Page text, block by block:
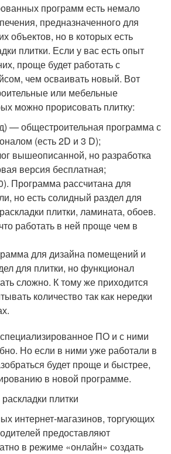
программ есть немало
предназначенного для
объектов, но в которых есть
плитки. Если у вас есть опыт
проще будет работать с
чем осваивать новый. Вот
или мебельные
можно прорисовать плитку:
— общестроительная программа с
(есть 2D и 3 D);
вышеописанной, но разработка
версия бесплатная;
Программа рассчитана для
но есть солидный раздел для
плитки, ламината, обоев.
работать в ней проще чем в
для дизайна помещений и
для плитки, но функционал
сложно. К тому же приходится
количество так как нередки
ПО и с ними
Но если в ними уже работали в
будет проще и быстрее,
в новой программе.
плитки
интернет-магазинов, торгующих
предоставляют
в режиме «онлайн» создать